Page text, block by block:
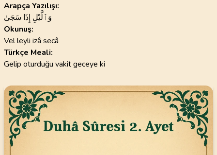
Arapça Yazılışı:
وَٱلَّيْلِ إِذَا سَجَىٰ
Okunuş:
Vel leyli izâ secâ
Türkçe Meali:
Gelip oturduğu vakit geceye ki